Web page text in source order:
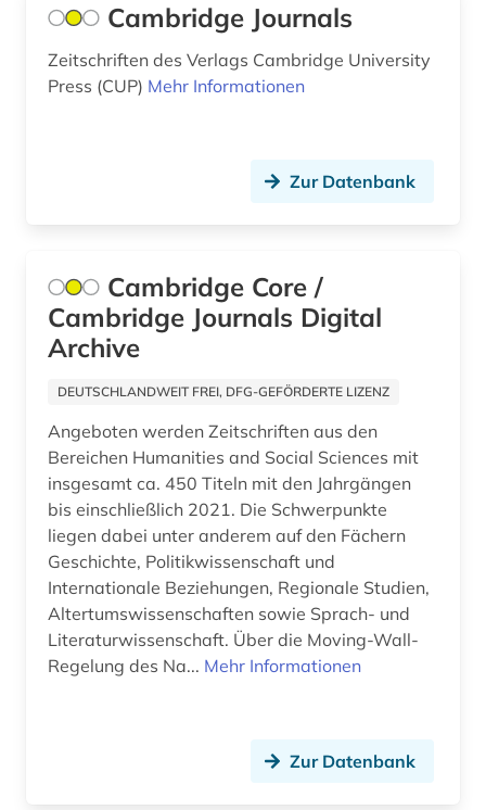
Cambridge Journals
Zeitschriften des Verlags Cambridge University
Press (CUP) Mehr Informationen
Zur Datenbank
Cambridge Core /
Cambridge Journals Digital
Archive
DEUTSCHLANDWEIT FREI, DFG-GEFÖRDERTE LIZENZ
Angeboten werden Zeitschriften aus den
Bereichen Humanities and Social Sciences mit
insgesamt ca. 450 Titeln mit den Jahrgängen
bis einschließlich 2021. Die Schwerpunkte
liegen dabei unter anderem auf den Fächern
Geschichte, Politikwissenschaft und
Internationale Beziehungen, Regionale Studien,
Altertumswissenschaften sowie Sprach- und
Literaturwissenschaft. Über die Moving-Wall-
Regelung des Na... Mehr Informationen
Zur Datenbank